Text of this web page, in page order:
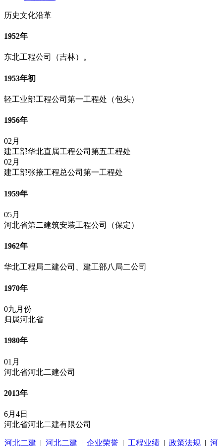
历史文化沿革
1952年
东北工程公司（吉林）。
1953年初
轻工业部工程公司第一工程处（包头）
1956年
02月
建工部华北直属工程公司第五工程处
02月
建工部张掖工程总公司第一工程处
1959年
05月
河北省第二建筑安装工程公司（保定）
1962年
华北工程局二建公司、建工部八局二公司
1970年
0九月份
归属河北省
1980年
01月
河北省河北二建公司
2013年
6月4日
河北省河北二建有限公司
河北二建 | 河北二建 | 企业荣誉| 工程业绩| 政策法规| 河